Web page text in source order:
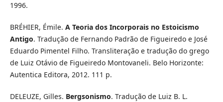
1996.
BRÉHIER, Émile. A Teoria dos Incorporais no Estoicismo
Antigo. Tradução de Fernando Padrão de Figueiredo e José
Eduardo Pimentel Filho. Transliteração e tradução do grego
de Luiz Otávio de Figueiredo Montovaneli. Belo Horizonte:
Autentica Editora, 2012. 111 p.
DELEUZE, Gilles. Bergsonismo. Tradução de Luiz B. L.